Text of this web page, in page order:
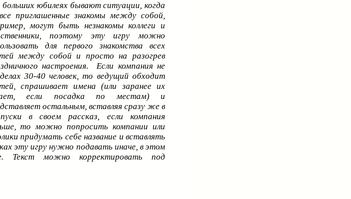
юбилеях бывают ситуации, когда
приглашенные знакомы между собой,
могут быть незнакомы коллеги и
поэтому эту игру можно
для первого знакомства всех
между собой и просто на разогрев
настроения. Если компания не
30-40 человек, то ведущий обходит
спрашивает имена (или заранее их
если посадка по местам) и
остальным, вставляя сразу же в
в своем рассказ, если компания
то можно попросить компании или
придумать себе название и вставлять
эту игру нужно подавать иначе, в этом
Текст можно корректировать под